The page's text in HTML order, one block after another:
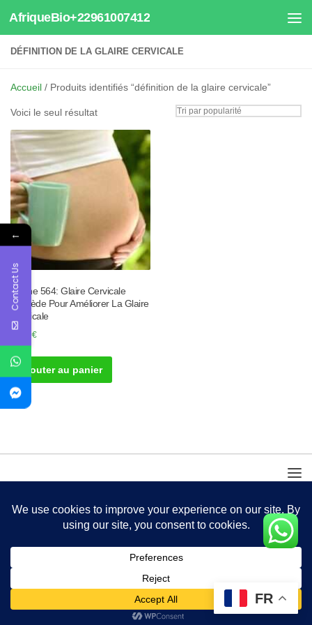
Au dessous du contenu
AfriqueBio+22961007412
DÉFINITION DE LA GLAIRE CERVICALE
Accueil / Produits identifiés “définition de la glaire cervicale”
Voici le seul résultat
Tisane 564: Glaire Cervicale
Remède Pour Améliorer La Glaire
Cervicale
30.00€
Ajouter au panier
FR
←
Contact Us